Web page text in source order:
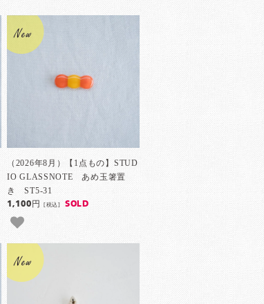
（2026年8月）【1点もの】STUD
IO GLASSNOTE あめ玉箸置
き ST5-31
1,100円[税込] SOLD